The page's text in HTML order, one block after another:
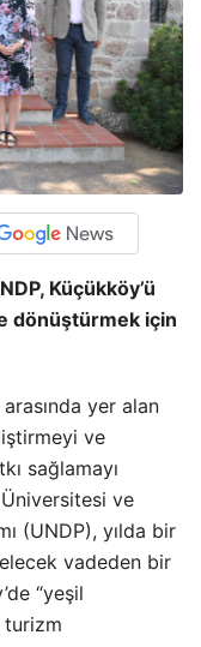
Küçükköy’ü
dönüştürmek için
yer alan
ve
sağlamayı
ve
(UNDP), yılda bir
vadeden bir
“yeşil
turizm